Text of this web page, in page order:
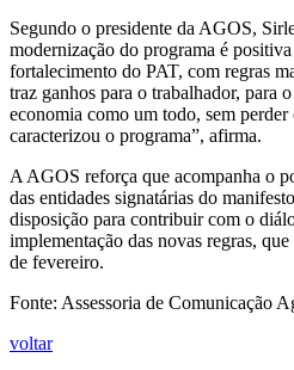
Segundo o presidente da AGOS,
modernização do programa é
fortalecimento do PAT, com regras
traz ganhos para o trabalhador, para
economia como um todo, sem
caracterizou o programa”, afirma.
A AGOS reforça que acompanha o
das entidades signatárias do
disposição para contribuir com o
implementação das novas regras,
de fevereiro.
Fonte: Assessoria de Comunicação
voltar